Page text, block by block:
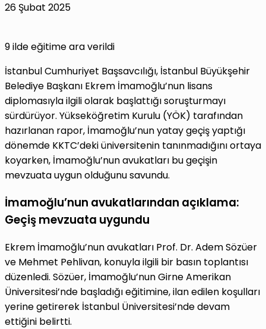
26 Şubat 2025
9 ilde eğitime ara verildi
İstanbul Cumhuriyet Başsavcılığı, İstanbul Büyükşehir
Belediye Başkanı Ekrem İmamoğlu’nun lisans
diplomasıyla ilgili olarak başlattığı soruşturmayı
sürdürüyor. Yükseköğretim Kurulu (YÖK) tarafından
hazırlanan rapor, İmamoğlu’nun yatay geçiş yaptığı
dönemde KKTC’deki üniversitenin tanınmadığını ortaya
koyarken, İmamoğlu’nun avukatları bu geçişin
mevzuata uygun olduğunu savundu.
İmamoğlu’nun avukatlarından açıklama:
Geçiş mevzuata uygundu
Ekrem İmamoğlu’nun avukatları Prof. Dr. Adem Sözüer
ve Mehmet Pehlivan, konuyla ilgili bir basın toplantısı
düzenledi. Sözüer, İmamoğlu’nun Girne Amerikan
Üniversitesi’nde başladığı eğitimine, ilan edilen koşulları
yerine getirerek İstanbul Üniversitesi’nde devam
ettiğini belirtti.